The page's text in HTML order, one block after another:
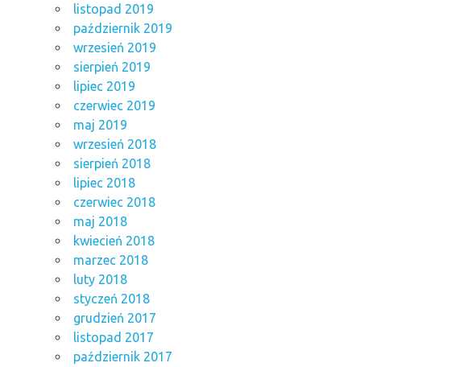
listopad 2019
październik 2019
wrzesień 2019
sierpień 2019
lipiec 2019
czerwiec 2019
maj 2019
wrzesień 2018
sierpień 2018
lipiec 2018
czerwiec 2018
maj 2018
kwiecień 2018
marzec 2018
luty 2018
styczeń 2018
grudzień 2017
listopad 2017
październik 2017